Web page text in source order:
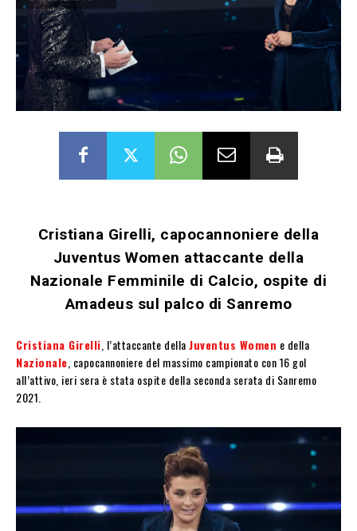
Cristiana Girelli, capocannoniere della
Juventus Women attaccante della
Nazionale Femminile di Calcio, ospite di
Amadeus sul palco di Sanremo
Cristiana Girelli , l’attaccante dellaJuventus Women e della
Nazionale , capocannoniere del massimo campionato con 16 gol
all’attivo, ieri sera è stata ospite della seconda serata di Sanremo
2021.